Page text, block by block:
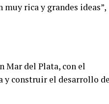
rica y grandes ideas”,
Mar del Plata, con el
y construir el desarrollo de